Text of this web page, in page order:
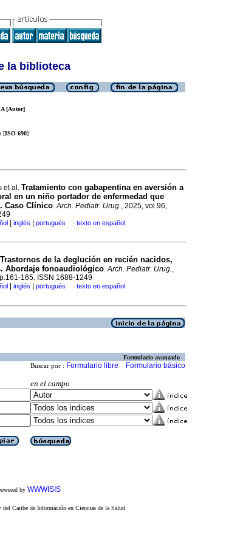
la biblioteca
[Autor]
[ISO 690]
et al. Tratamiento con gabapentina en aversión a
en un niño portador de enfermedad que
Caso Clínico.Arch. Pediatr. Urug., 2025, vol.96,
inglés portugués · texto en español
Trastornos de la deglución en recién nacidos,
Abordaje fonoaudiológico.Arch. Pediatr. Urug.,
165. ISSN 1688-1249
inglés portugués · texto en español
Formulario avanzado
Buscar por : Formulario libre Formulario básico
en el campo
by WWWISIS
Caribe de Información en Ciencias de la Salud